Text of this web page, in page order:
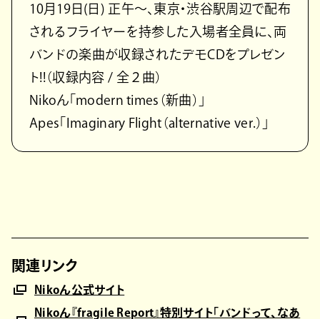
10月19日(日) 正午～、東京・渋谷駅周辺で配布
されるフライヤーを持参した入場者全員に、両
バンドの楽曲が収録されたデモCDをプレゼン
ト!!（収録内容 / 全２曲）
Nikoん「modern times（新曲）」
Apes「Imaginary Flight（alternative ver.）」
関連リンク
Nikoん公式サイト
Nikoん『fragile Report』特別サイト「バンドって、なあ